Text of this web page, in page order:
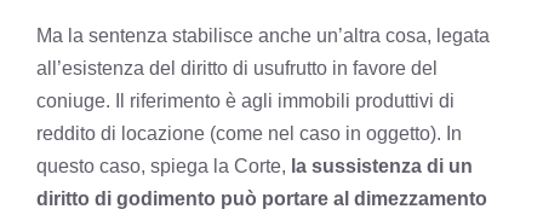
Ma la sentenza stabilisce anche un’altra cosa, legata
all’esistenza del diritto di usufrutto in favore del
coniuge. Il riferimento è agli immobili produttivi di
reddito di locazione (come nel caso in oggetto). In
questo caso, spiega la Corte, la sussistenza di un
diritto di godimento può portare al dimezzamento